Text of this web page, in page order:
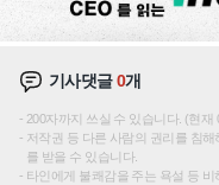
기사댓글0개
200자까지 쓰실 수 있습니다. (현재
저작권 등 다른 사람의 권리를 침
를 받을 수 있습니다.
타인에게 불쾌감을 주는 욕설 등